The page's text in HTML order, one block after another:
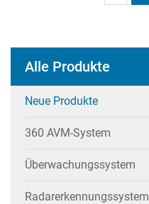
Alle Produkte
Neue Produkte
360 AVM-System
Überwachungssystem
Radarerkennungssystem